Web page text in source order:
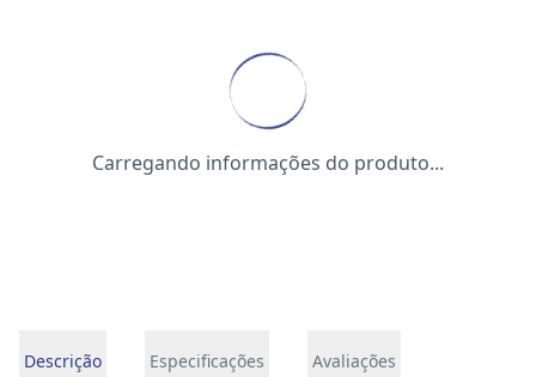
Carregando informações do produto...
Descrição Especificações Avaliações